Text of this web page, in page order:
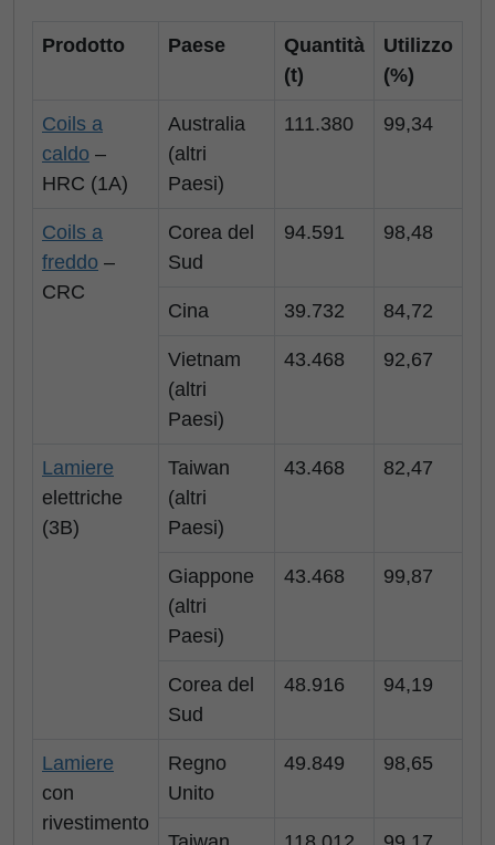
Prodotto Paese
Quantità
(t)
Utilizzo
(%)
Coils a
caldo –
HRC (1A)
Australia
(altri
Paesi)
111.380 99,34
Coils a
freddo –
CRC
Corea del
Sud
94.591 98,48
Cina 39.732 84,72
Vietnam
(altri
Paesi)
43.468 92,67
Lamiere
elettriche
(3B)
Taiwan
(altri
Paesi)
43.468 82,47
Giappone
(altri
Paesi)
43.468 99,87
Corea del
Sud
48.916 94,19
Lamiere
con
rivestimento
Regno
Unito
49.849 98,65